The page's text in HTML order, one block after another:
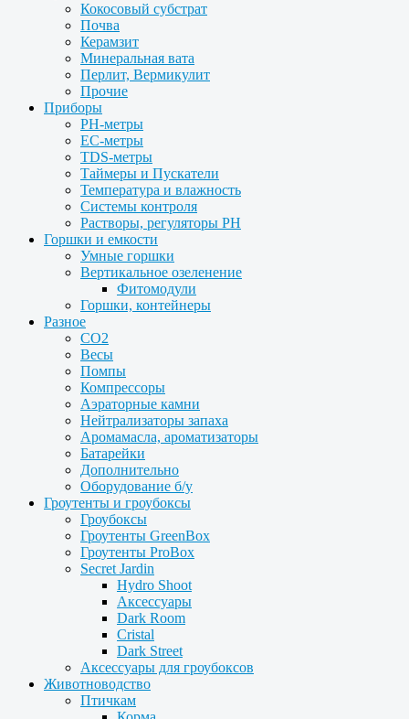
Кокосовый субстрат
Почва
Керамзит
Минеральная вата
Перлит, Вермикулит
Прочие
Приборы
PH-метры
EC-метры
TDS-метры
Таймеры и Пускатели
Температура и влажность
Системы контроля
Растворы, регуляторы PH
Горшки и емкости
Умные горшки
Вертикальное озеленение
Фитомодули
Горшки, контейнеры
Разное
CO2
Весы
Помпы
Компрессоры
Аэраторные камни
Нейтрализаторы запаха
Аромамасла, ароматизаторы
Батарейки
Дополнительно
Оборудование б/у
Гроутенты и гроубоксы
Гроубоксы
Гроутенты GreenBox
Гроутенты ProBox
Secret Jardin
Hydro Shoot
Аксессуары
Dark Room
Cristal
Dark Street
Аксессуары для гроубоксов
Животноводство
Птичкам